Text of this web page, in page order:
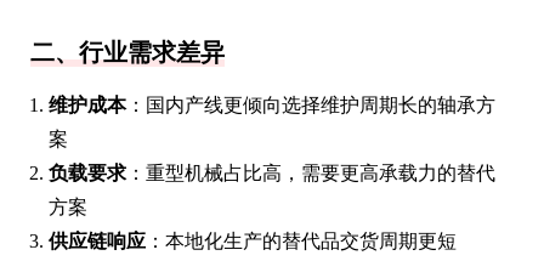
二、行业需求差异
维护成本：国内产线更倾向选择维护周期长的轴承方
案
负载要求 ：重型机械占比高，需要更高承载力的替代
方案
供应链响应 ：本地化生产的替代品交货周期更短